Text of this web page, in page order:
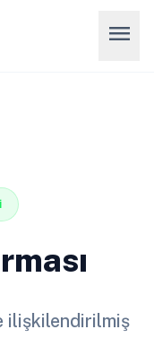
menu
ilişkilendirilmiş